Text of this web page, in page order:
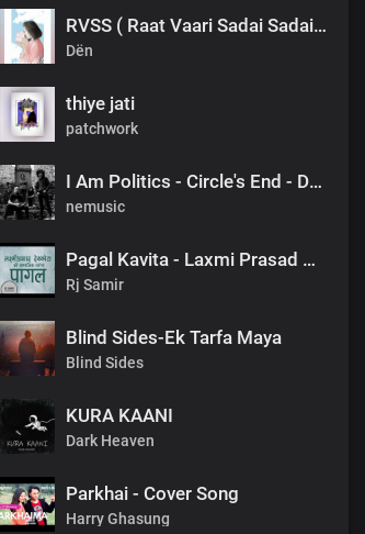
RVSS ( Raat Vaari Sadai Sadai ) Dën
Dën
thiye jati
patchwork
I Am Politics - Circle's End - Darjeeling
nemusic
Pagal Kavita - Laxmi Prasad Devkota_लक्ष्मी प्रसाद देवकोटाको मनछुने कविता पागल_RjSamirTheStoryteller
Rj Samir
Blind Sides-Ek Tarfa Maya
Blind Sides
KURA KAANI
Dark Heaven
Parkhai - Cover Song
Harry Ghasung